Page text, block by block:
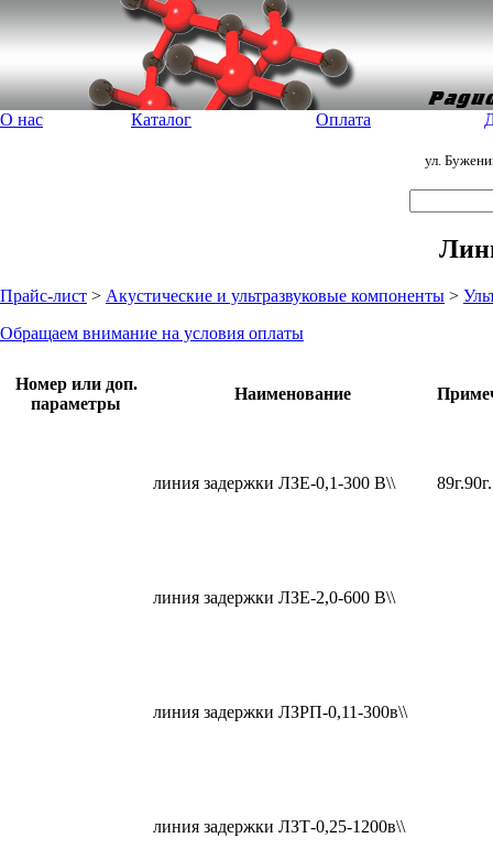
О нас Каталог Оплата
ул.
Прайс-лист > Акустические и ультразвуковые компоненты >
Обращаем внимание на условия оплаты
Номер или доп.
параметры
Наименование
линия задержки ЛЗЕ-0,1-300 В\\ 89г.90г.
линия задержки ЛЗЕ-2,0-600 В\\
линия задержки ЛЗРП-0,11-300в\\
линия задержки ЛЗТ-0,25-1200в\\